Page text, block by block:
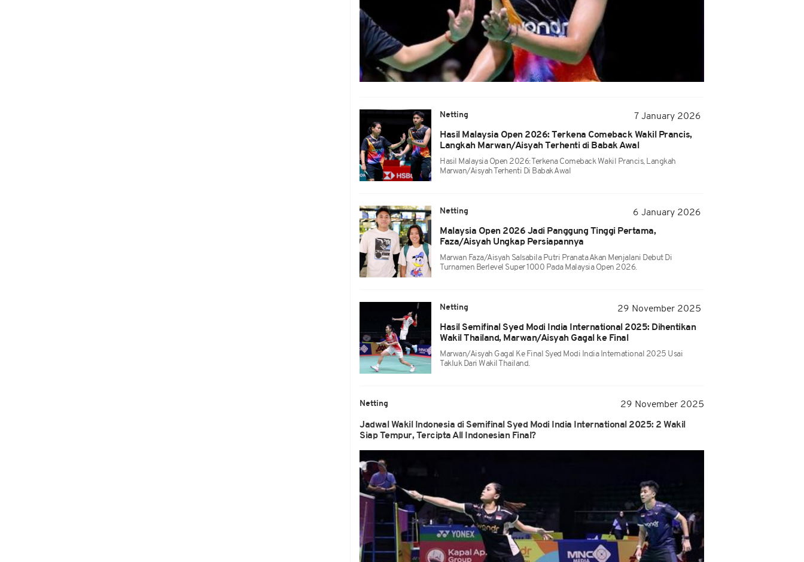
Netting
7 January 2026
Hasil Malaysia Open 2026: Terkena Comeback Wakil Prancis,
Langkah Marwan/Aisyah Terhenti di Babak Awal
Hasil Malaysia Open 2026: Terkena Comeback Wakil Prancis, Langkah
Marwan/Aisyah Terhenti Di Babak Awal
Netting
6 January 2026
Malaysia Open 2026 Jadi Panggung Tinggi Pertama,
Faza/Aisyah Ungkap Persiapannya
Marwan Faza/Aisyah Salsabila Putri Pranata Akan Menjalani Debut Di
Turnamen Berlevel Super 1000 Pada Malaysia Open 2026.
Netting
29 November 2025
Hasil Semifinal Syed Modi India International 2025: Dihentikan
Wakil Thailand, Marwan/Aisyah Gagal ke Final
Marwan/Aisyah Gagal Ke Final Syed Modi India International 2025 Usai
Takluk Dari Wakil Thailand.
Netting 29 November 2025
Jadwal Wakil Indonesia di Semifinal Syed Modi India International 2025: 2 Wakil
Siap Tempur, Tercipta All Indonesian Final?